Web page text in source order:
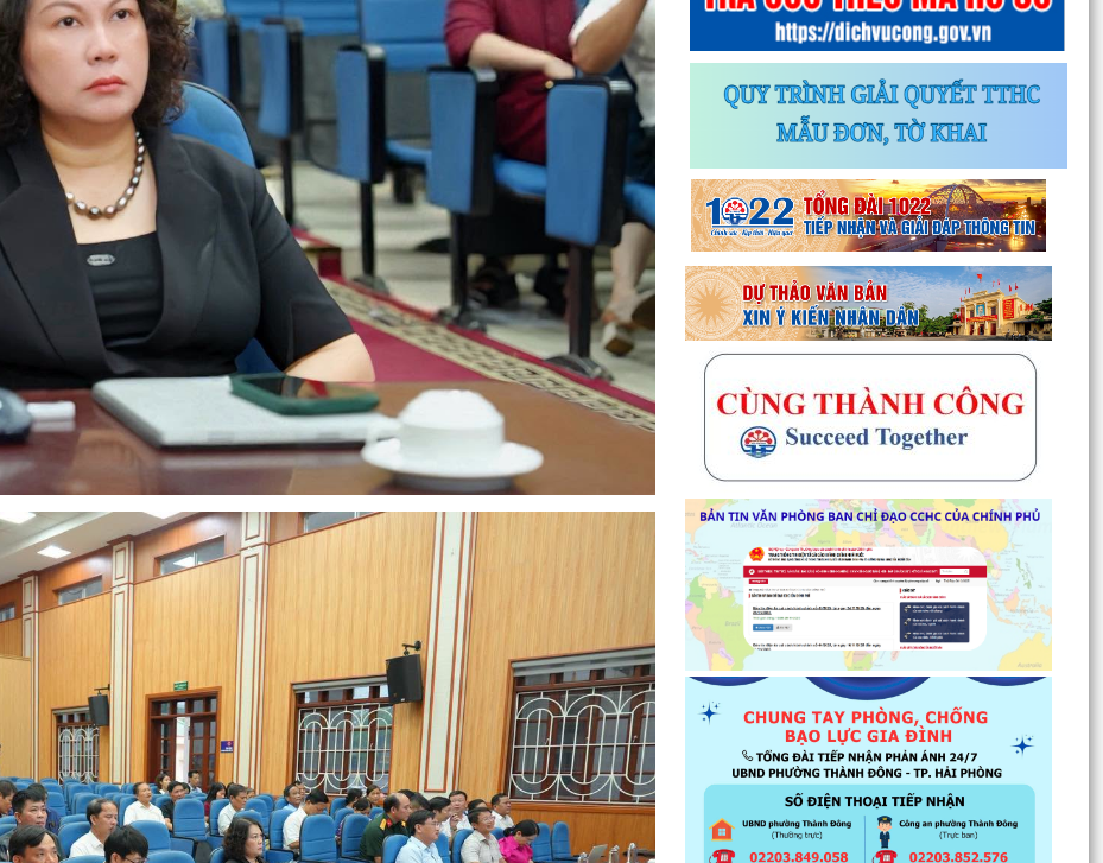
Thông báo về chương trình thu hồi để kiểm tra,
khắc phục sự cố các dòng xe mô tô Honda
CB1000...
Kết quả Kỳ họp thứ 3 HĐND thành phố Hải
Phòng khóa XIV, nhiệm kỳ 2021 - 2026
Đẩy mạnh tuyên truyền thực hiện Chương trình
hành động của Thành ủy về xây dựng và hoàn
thiện nhà...
Tăng cường các giải pháp đấu tranh, ngăn chặn
và xử lý hành vi xâm phạm quyền sở hữu trí tuệ
trên...
Ủy ban nhân dân phường Thành Đông thông
báo về việc chấm dứt hoạt động kinh doanh tại
Chợ tạm Chi...
Đảng ủy phường Thành Đông đẩy mạnh tuyên
truyền, thực hiện Nghị quyết số 27-NQ/TW về